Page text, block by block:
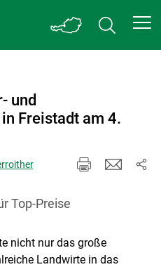
und
Freistadt am 4.
Top-Preise
nicht nur das große
Landwirte in das